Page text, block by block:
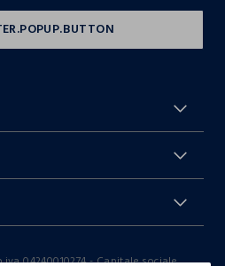
04240010274 - Capitale sociale